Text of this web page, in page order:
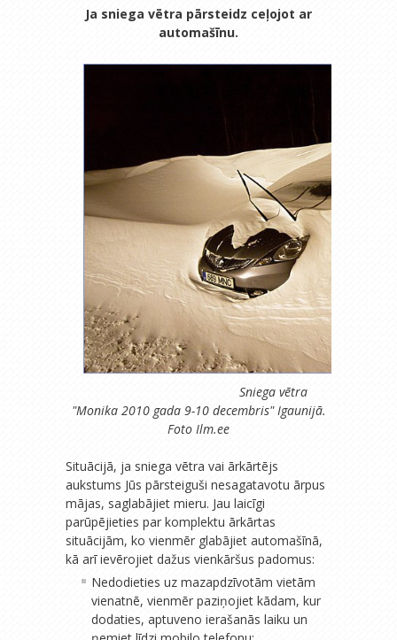
Ja sniega vētra pārsteidz ceļojot ar
automašīnu.
Sniega vētra
"Monika 2010 gada 9-10 decembris" Igaunijā.
Foto Ilm.ee
Situācijā, ja sniega vētra vai ārkārtējs
aukstums Jūs pārsteiguši nesagatavotu ārpus
mājas, saglabājiet mieru. Jau laicīgi
parūpējieties par komplektu ārkārtas
situācijām, ko vienmēr glabājiet automašīnā,
kā arī ievērojiet dažus vienkāršus padomus:
Nedodieties uz mazapdzīvotām vietām
vienatnē, vienmēr paziņojiet kādam, kur
dodaties, aptuveno ierašanās laiku un